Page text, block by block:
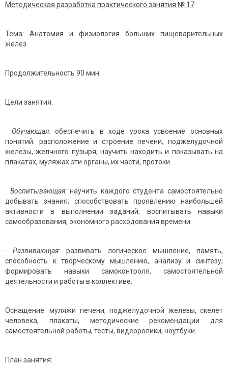
Методическая разработка практического занятия № 17
Тема: Анатомия и физиология больших пищеварительных
желез
Продолжительность 90 мин.
Цели занятия:
· Обучающая: обеспечить в ходе урока усвоение основных
понятий: расположение и строение печени, поджелудочной
железы, желчного пузыря; научить находить и показывать на
плакатах, муляжах эти органы, их части, протоки.
· Воспитывающая:научить каждого студента самостоятельно
добывать зна­ния; способствовать проявлению наибольшей
активности в выполнении заданий; воспитывать навыки
самообразования, экономного расходования времени.
· Развивающая: развивать логическое мышление, память,
способность к творческому мышлению, анализу и синтезу;
формировать навыки самоконтроля, самостоятельной
деятельности и работы в коллективе.
Оснащение: муляжи печени, поджелудочной железы, скелет
человека, плакаты, методические рекомендации для
самостоятельной работы, тесты, видеоролики, ноутбуки.
План занятия: